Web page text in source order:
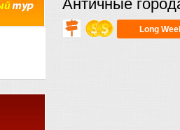
Античные
Long